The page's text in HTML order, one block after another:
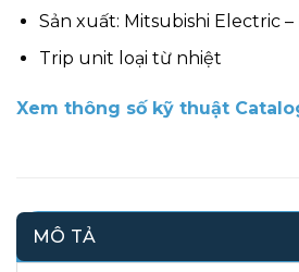
Sản xuất: Mitsubishi Electric
Trip unit loại từ nhiệt
Xem thông số kỹ thuật
MÔ TẢ